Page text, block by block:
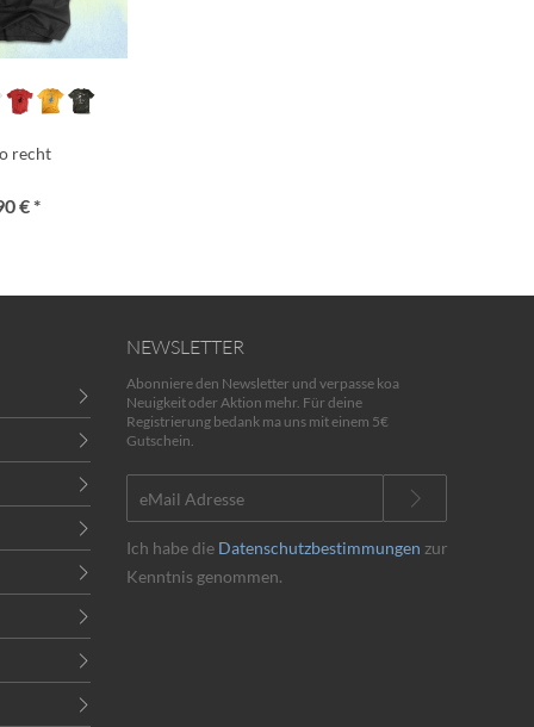
recht
€ *
NEWSLETTER
Abonniere den Newsletter und verpasse koa
Neuigkeit oder Aktion mehr. Für deine
Registrierung bedank ma uns mit einem 5€
Gutschein.
Ich habe die Datenschutzbestimmungen zur
Kenntnis genommen.